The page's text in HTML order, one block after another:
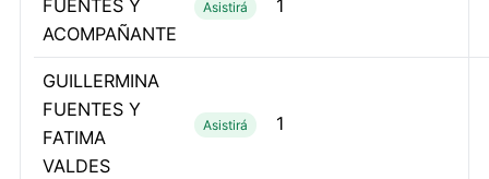
FUENTES Y
ACOMPAÑANTE
Asistirá 1
GUILLERMINA
FUENTES Y
FATIMA
VALDES
Asistirá 1